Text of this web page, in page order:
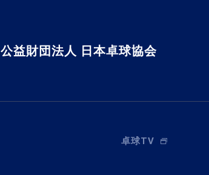
公益財団法人 日本卓球協会
卓球TV